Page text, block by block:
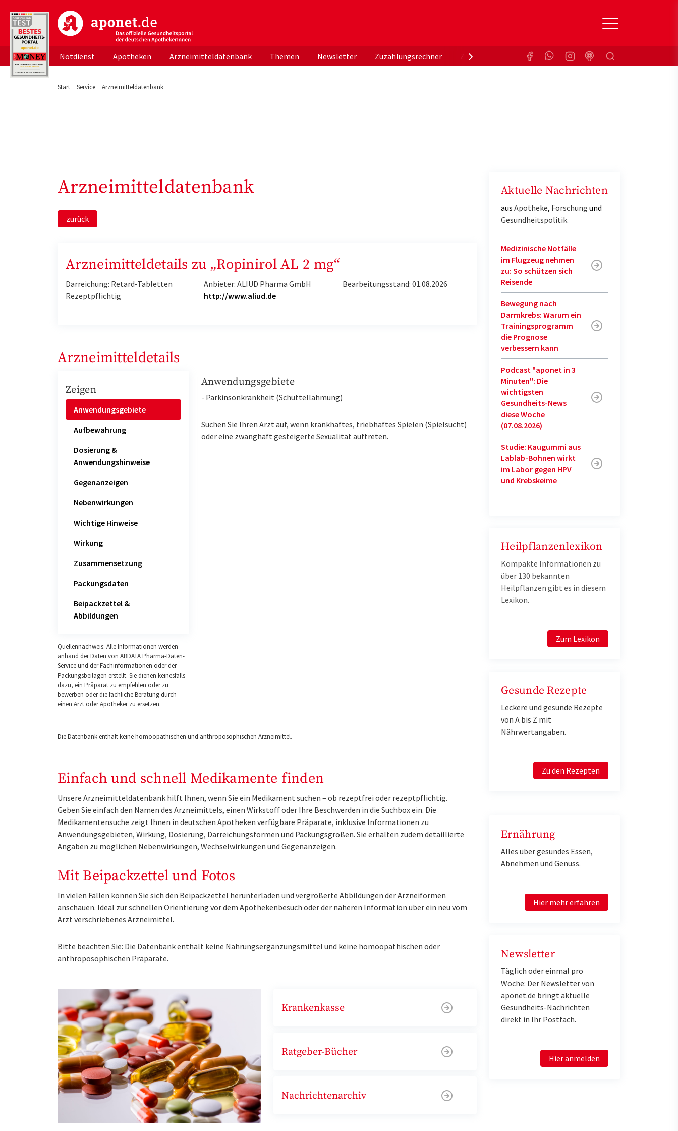
aponet.de - Das offizielle Gesundheitsportal der deutschen ApothekerInnen
Notdienst Apotheken Arzneimitteldatenbank Themen Newsletter Zuzahlungsrechner Zuzahlungsbefreiung KrankenkasseSuchen
Start Service Arzneimitteldatenbank
Arzneimitteldatenbank
zurück
Arzneimitteldetails zu „Ropinirol AL 2 mg“
Darreichung: Retard-Tabletten
Rezeptpflichtig
Anbieter: ALIUD Pharma GmbH
http://www.aliud.de
Bearbeitungsstand: 01.08.2026
Arzneimitteldetails
Zeigen
Anwendungsgebiete
Aufbewahrung
Dosierung &
Anwendungshinweise
Gegenanzeigen
Nebenwirkungen
Wichtige Hinweise
Wirkung
Zusammensetzung
Packungsdaten
Beipackzettel &
Abbildungen
Quellennachweis: Alle Informationen werden
anhand der Daten von ABDATA Pharma-Daten-
Service und der Fachinformationen oder der
Packungsbeilagen erstellt. Sie dienen keinesfalls
dazu, ein Präparat zu empfehlen oder zu
bewerben oder die fachliche Beratung durch
einen Arzt oder Apotheker zu ersetzen.
Anwendungsgebiete
- Parkinsonkrankheit (Schüttellähmung)
Suchen Sie Ihren Arzt auf, wenn krankhaftes, triebhaftes Spielen (Spielsucht)
oder eine zwanghaft gesteigerte Sexualität auftreten.
Die Datenbank enthält keine homöopathischen und anthroposophischen Arzneimittel.
Einfach und schnell Medikamente finden
Unsere Arzneimitteldatenbank hilft Ihnen, wenn Sie ein Medikament suchen – ob rezeptfrei oder rezeptpflichtig.
Geben Sie einfach den Namen des Arzneimittels, einen Wirkstoff oder Ihre Beschwerden in die Suchbox ein. Die
Medikamentensuche zeigt Ihnen in deutschen Apotheken verfügbare Präparate, inklusive Informationen zu
Anwendungsgebieten, Wirkung, Dosierung, Darreichungsformen und Packungsgrößen. Sie erhalten zudem detaillierte
Angaben zu möglichen Nebenwirkungen, Wechselwirkungen und Gegenanzeigen.
Mit Beipackzettel und Fotos
In vielen Fällen können Sie sich den Beipackzettel herunterladen und vergrößerte Abbildungen der Arzneiformen
anschauen. Ideal zur schnellen Orientierung vor dem Apothekenbesuch oder der näheren Information über ein neu vom
Arzt verschriebenes Arzneimittel.
Bitte beachten Sie: Die Datenbank enthält keine Nahrungsergänzungsmittel und keine homöopathischen oder
anthroposophischen Präparate.
Krankenkasse
Ratgeber-Bücher
Nachrichtenarchiv
Aktuelle Nachrichten
aus Apotheke, Forschung und
Gesundheitspolitik.
Medizinische Notfälle
im Flugzeug nehmen
zu: So schützen sich
Reisende
Bewegung nach
Darmkrebs: Warum ein
Trainingsprogramm
die Prognose
verbessern kann
Podcast "aponet in 3
Minuten": Die
wichtigsten
Gesundheits-News
diese Woche
(07.08.2026)
Studie: Kaugummi aus
Lablab-Bohnen wirkt
im Labor gegen HPV
und Krebskeime
Heilpflanzenlexikon
Kompakte Informationen zu
über 130 bekannten
Heilpflanzen gibt es in diesem
Lexikon.
Zum Lexikon
Gesunde Rezepte
Leckere und gesunde Rezepte
von A bis Z mit
Nährwertangaben.
Zu den Rezepten
Ernährung
Alles über gesundes Essen,
Abnehmen und Genuss.
Hier mehr erfahren
Newsletter
Täglich oder einmal pro
Woche: Der Newsletter von
aponet.de bringt aktuelle
Gesundheits-Nachrichten
direkt in Ihr Postfach.
Hier anmelden